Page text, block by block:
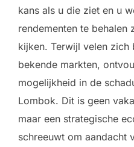
kans als u die ziet en u
rendementen te behalen
kijken. Terwijl velen zich
bekende markten,
mogelijkheid in de
Lombok. Dit is geen
maar een strategische
schreeuwt om aandacht